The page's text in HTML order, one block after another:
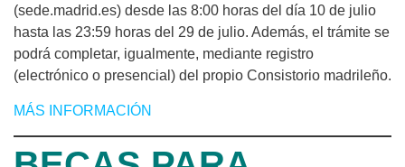
(sede.madrid.es) desde las 8:00 horas del día 10 de julio
hasta las 23:59 horas del 29 de julio. Además, el trámite se
podrá completar, igualmente, mediante registro
(electrónico o presencial) del propio Consistorio madrileño.
MÁS INFORMACIÓN